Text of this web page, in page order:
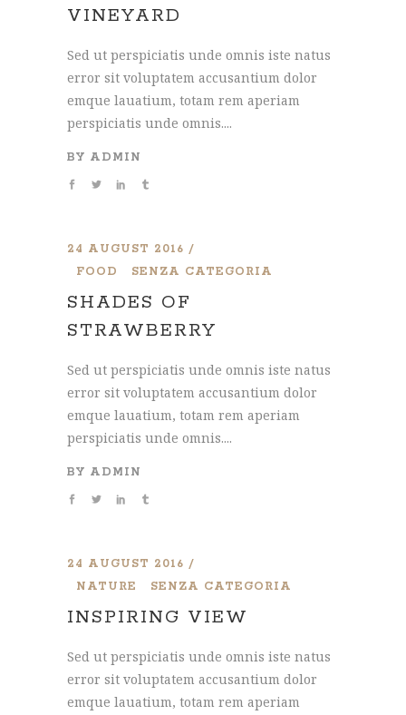
VINEYARD
Sed ut perspiciatis unde omnis iste natus
error sit voluptatem accusantium dolor
emque lauatium, totam rem aperiam
perspiciatis unde omnis....
BY ADMIN
24 AUGUST 2016
FOOD
SENZA CATEGORIA
SHADES OF
STRAWBERRY
Sed ut perspiciatis unde omnis iste natus
error sit voluptatem accusantium dolor
emque lauatium, totam rem aperiam
perspiciatis unde omnis....
BY ADMIN
24 AUGUST 2016
NATURE
SENZA CATEGORIA
INSPIRING VIEW
Sed ut perspiciatis unde omnis iste natus
error sit voluptatem accusantium dolor
emque lauatium, totam rem aperiam